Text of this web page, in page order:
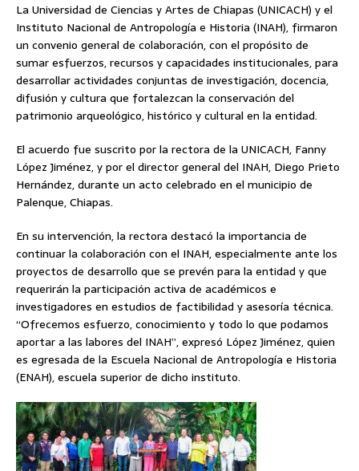
La Universidad de Ciencias y Artes de Chiapas (UNICACH) y el
Instituto Nacional de Antropología e Historia (INAH), firmaron
un convenio general de colaboración, con el propósito de
sumar esfuerzos, recursos y capacidades institucionales, para
desarrollar actividades conjuntas de investigación, docencia,
difusión y cultura que fortalezcan la conservación del
patrimonio arqueológico, histórico y cultural en la entidad.
El acuerdo fue suscrito por la rectora de la UNICACH, Fanny
López Jiménez, y por el director general del INAH, Diego Prieto
Hernández, durante un acto celebrado en el municipio de
Palenque, Chiapas.
En su intervención, la rectora destacó la importancia de
continuar la colaboración con el INAH, especialmente ante los
proyectos de desarrollo que se prevén para la entidad y que
requerirán la participación activa de académicos e
investigadores en estudios de factibilidad y asesoría técnica.
“Ofrecemos esfuerzo, conocimiento y todo lo que podamos
aportar a las labores del INAH”, expresó López Jiménez, quien
es egresada de la Escuela Nacional de Antropología e Historia
(ENAH), escuela superior de dicho instituto.